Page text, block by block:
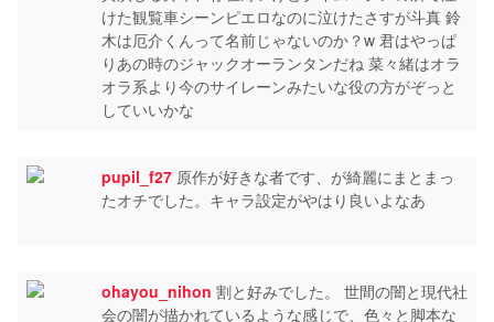
けた観覧車シーンピエロなのに泣けたさすが斗真 鈴
木は厄介くんって名前じゃないのか？w 君はやっぱ
りあの時のジャックオーランタンだね 菜々緒はオラ
オラ系より今のサイレーンみたいな役の方がぞっと
していいかな
pupil_f27 原作が好きな者です、が綺麗にまとまっ
たオチでした。キャラ設定がやはり良いよなあ
ohayou_nihon 割と好みでした。 世間の闇と現代社
会の闇が描かれているような感じで、色々と脚本な